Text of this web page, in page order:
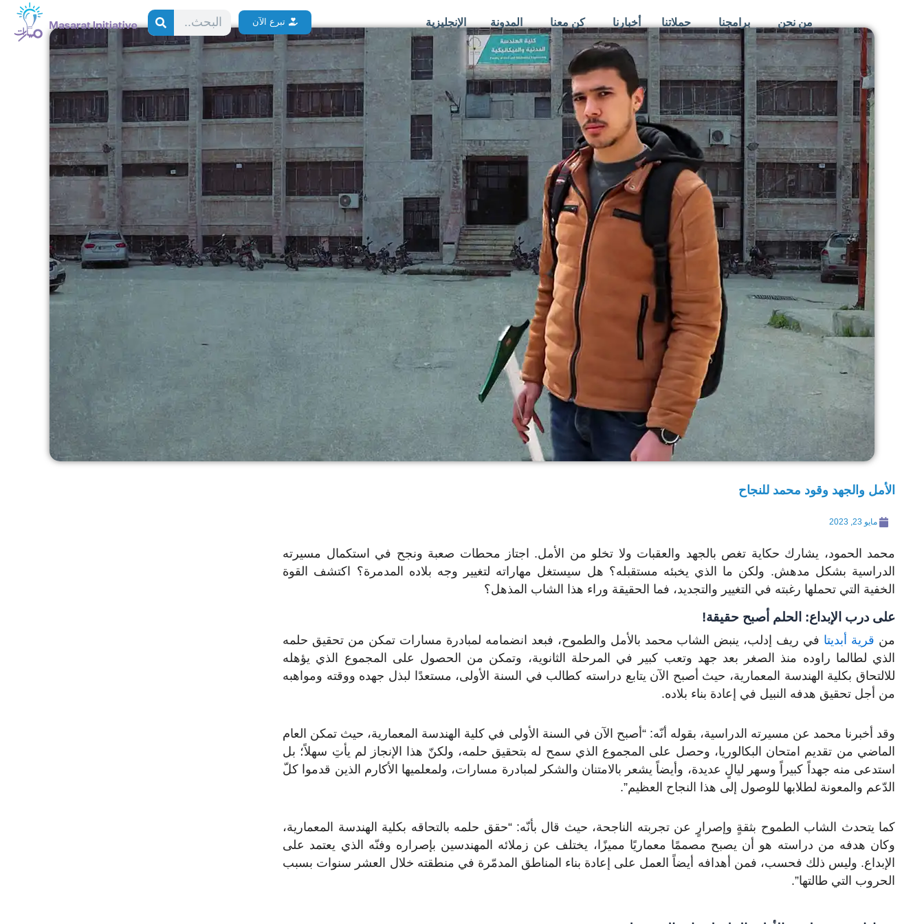
من نحن برامجنا حملاتنا أخبارنا كن معنا المدونة الإنجليزية تبرع الآن Search
الأمل والجهد وقود محمد للنجاح
مايو 23, 2023
محمد الحمود، يشارك حكاية تغص بالجهد والعقبات ولا تخلو من الأمل. اجتاز محطات صعبة ونجح في استكمال مسيرته
الدراسية بشكل مدهش. ولكن ما الذي يخبئه مستقبله؟ هل سيستغل مهاراته لتغيير وجه بلاده المدمرة؟ اكتشف القوة
الخفية التي تحملها رغبته في التغيير والتجديد، فما الحقيقة وراء هذا الشاب المذهل؟
على درب الإبداع: الحلم أصبح حقيقة!
من قرية أبديتا في ريف إدلب، ينبض الشاب محمد بالأمل والطموح، فبعد انضمامه لمبادرة مسارات تمكن من تحقيق حلمه
الذي لطالما راوده منذ الصغر بعد جهد وتعب كبير في المرحلة الثانوية، وتمكن من الحصول على المجموع الذي يؤهله
للالتحاق بكلية الهندسة المعمارية، حيث أصبح الآن يتابع دراسته كطالب في السنة الأولى، مستعدًا لبذل جهده ووقته ومواهبه
من أجل تحقيق هدفه النبيل في إعادة بناء بلاده.
وقد أخبرنا محمد عن مسيرته الدراسية، بقوله أنّه: “أصبح الآن في السنة الأولى في كلية الهندسة المعمارية، حيث تمكن العام
الماضي من تقديم امتحان البكالوريا، وحصل على المجموع الذي سمح له بتحقيق حلمه، ولكنّ هذا الإنجاز لم يأتِ سهلاً؛ بل
استدعى منه جهداً كبيراً وسهر ليالٍ عديدة، وأيضاً يشعر بالامتنان والشكر لمبادرة مسارات، ولمعلميها الأكارم الذين قدموا كلّ
الدّعم والمعونة لطلابها للوصول إلى هذا النجاح العظيم”.
كما يتحدث الشاب الطموح بثقةٍ وإصرارٍ عن تجربته الناجحة، حيث قال بأنّه: “حقق حلمه بالتحاقه بكلية الهندسة المعمارية،
وكان هدفه من دراسته هو أن يصبح مصممًا معماريًا مميزًا، يختلف عن زملائه المهندسين بإصراره وفنّه الذي يعتمد على
الإبداع. وليس ذلك فحسب، فمن أهدافه أيضاً العمل على إعادة بناء المناطق المدمّرة في منطقته خلال العشر سنوات بسبب
الحروب التي طالتها”.